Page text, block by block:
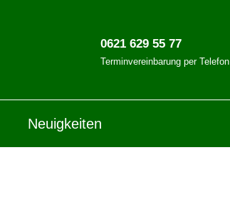
0621 629 55 77
Terminvereinbarung per Telefon
Neuigkeiten